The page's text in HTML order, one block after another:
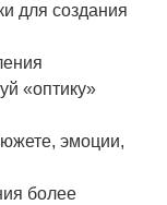
для создания
«оптику»
эмоции,
более